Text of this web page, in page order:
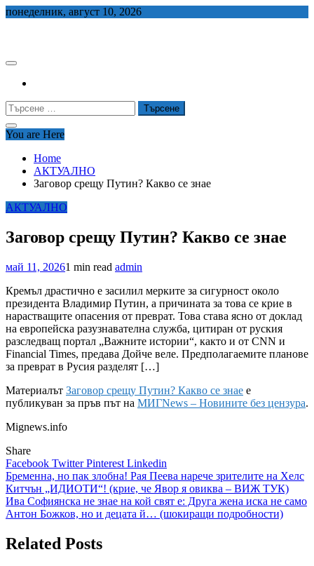
Skip
понеделник, август 10, 2026
Търсене
за:
You are Here
Home
АКТУАЛНО
Заговор срещу Путин? Какво се знае
АКТУАЛНО
Заговор срещу Путин? Какво се знае
май 11, 20261 min read admin
Кремъл драстично е засилил мерките за сигурност около
президента Владимир Путин, а причината за това се крие в
нарастващите опасения от преврат. Това става ясно от доклад
на европейска разузнавателна служба, цитиран от руския
разследващ портал „Важните истории“, както и от CNN и
Financial Times, предава Дойче веле. Предполагаемите планове
за преврат в Русия разделят […]
Материалът Заговор срещу Путин? Какво се знае е
публикуван за пръв път на МИГNews – Новините без цензура.
Mignews.info
Share
Facebook TwitterPinterest Linkedin
Навигация
Бременна, но пак злобна! Рая Пеева нарече зрителите на Хелс
Китчън „ИДИОТИ“! (крие, че Явор я овиква – ВИЖ ТУК)
Ива Софиянска не знае на кой свят е: Друга жена иска не само
Антон Божков, но и децата й… (шокиращи подробности)
Related Posts